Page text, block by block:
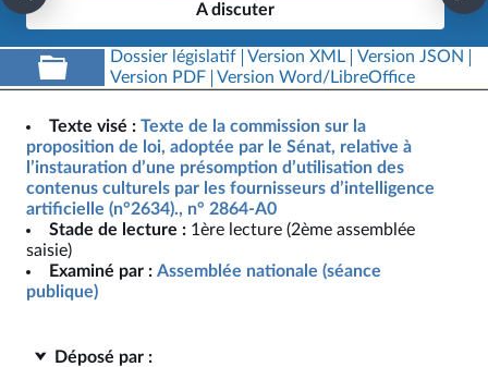
A discuter
Dossier législatif Version XML
Version JSON
Version PDF
Version Word/LibreOffice
Texte visé : Texte de la commission sur la
proposition de loi, adoptée par le Sénat, relative à
l’instauration d’une présomption d’utilisation des
contenus culturels par les fournisseurs d’intelligence
artificielle (n°2634)., n° 2864-A0
Stade de lecture : 1ère lecture (2ème assemblée
saisie)
Examiné par : Assemblée nationale (séance
publique)
Déposé par :